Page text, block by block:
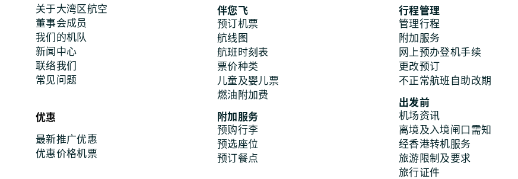
关于大湾区航空
董事会成员
我们的机队
新闻中心
联络我们
常见问题
优惠
最新推广优惠
优惠价格机票
伴您飞
预订机票
航线图
航班时刻表
票价种类
儿童及婴儿票
燃油附加费
附加服务
预购行李
预选座位
预订餐点
行程管理
管理行程
附加服务
网上预办登机手续
更改预订
不正常航班自助改期
出发前
机场资讯
离境及入境闸口需知
经香港转机服务
旅游限制及要求
旅行证件